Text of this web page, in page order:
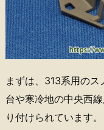
まずは、313系用の
台や寒冷地の中央西
り付けられています。